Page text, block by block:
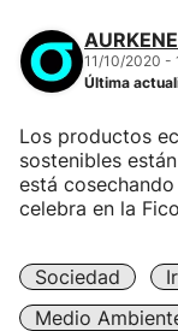
11/10/2020 -
Última
Los productos
sostenibles
está
celebra en la
Sociedad
Medio